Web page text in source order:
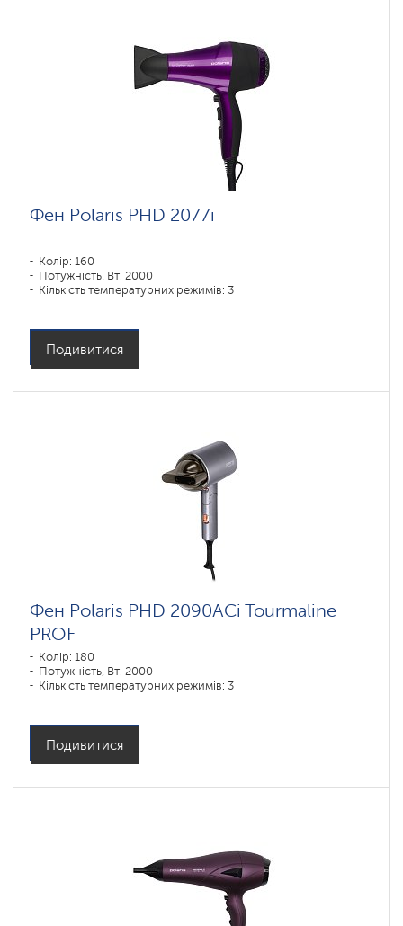
Фен Polaris PHD 2077i
Колір: 160
Потужність, Вт: 2000
Кількість температурних режимів: 3
Подивитися
Фен Polaris PHD 2090ACi Tourmaline
PROF
Колір: 180
Потужність, Вт: 2000
Кількість температурних режимів: 3
Подивитися